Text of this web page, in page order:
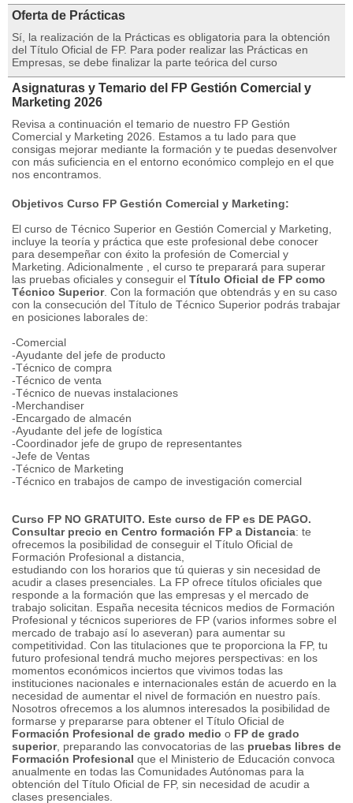
Oferta de Prácticas
Sí, la realización de la Prácticas es obligatoria para la obtención
del Título Oficial de FP. Para poder realizar las Prácticas en
Empresas, se debe finalizar la parte teórica del curso
Asignaturas y Temario del FP Gestión Comercial y
Marketing 2026
Revisa a continuación el temario de nuestro FP Gestión
Comercial y Marketing 2026. Estamos a tu lado para que
consigas mejorar mediante la formación y te puedas desenvolver
con más suficiencia en el entorno económico complejo en el que
nos encontramos.
Objetivos Curso FP Gestión Comercial y Marketing:
El curso de Técnico Superior en Gestión Comercial y Marketing,
incluye la teoría y práctica que este profesional debe conocer
para desempeñar con éxito la profesión de Comercial y
Marketing. Adicionalmente , el curso te preparará para superar
las pruebas oficiales y conseguir el Título Oficial de FP como
Técnico Superior. Con la formación que obtendrás y en su caso
con la consecución del Título de Técnico Superior podrás trabajar
en posiciones laborales de:
-Comercial
-Ayudante del jefe de producto
-Técnico de compra
-Técnico de venta
-Técnico de nuevas instalaciones
-Merchandiser
-Encargado de almacén
-Ayudante del jefe de logística
-Coordinador jefe de grupo de representantes
-Jefe de Ventas
-Técnico de Marketing
-Técnico en trabajos de campo de investigación comercial
Curso FP NO GRATUITO. Este curso de FP es DE PAGO.
Consultar precio en Centro formación FP a Distancia: te
ofrecemos la posibilidad de conseguir el Título Oficial de
Formación Profesional a distancia,
estudiando con los horarios que tú quieras y sin necesidad de
acudir a clases presenciales. La FP ofrece títulos oficiales que
responde a la formación que las empresas y el mercado de
trabajo solicitan. España necesita técnicos medios de Formación
Profesional y técnicos superiores de FP (varios informes sobre el
mercado de trabajo así lo aseveran) para aumentar su
competitividad. Con las titulaciones que te proporciona la FP, tu
futuro profesional tendrá mucho mejores perspectivas: en los
momentos económicos inciertos que vivimos todas las
instituciones nacionales e internacionales están de acuerdo en la
necesidad de aumentar el nivel de formación en nuestro país.
Nosotros ofrecemos a los alumnos interesados la posibilidad de
formarse y prepararse para obtener el Título Oficial de
Formación Profesional de grado medio o FP de grado
superior, preparando las convocatorias de las pruebas libres de
Formación Profesional que el Ministerio de Educación convoca
anualmente en todas las Comunidades Autónomas para la
obtención del Título Oficial de FP, sin necesidad de acudir a
clases presenciales.